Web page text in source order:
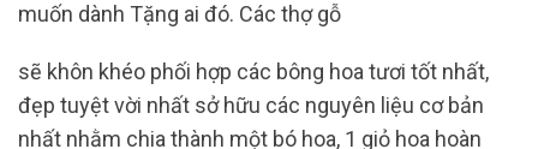
muốn dành Tặng ai đó. Các thợ gỗ
sẽ khôn khéo phối hợp các bông hoa tươi tốt nhất,
đẹp tuyệt vời nhất sở hữu các nguyên liệu cơ bản
nhất nhằm chia thành một bó hoa, 1 giỏ hoa hoàn